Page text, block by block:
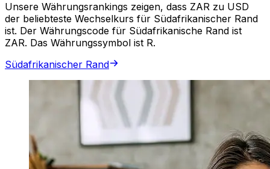
Unsere Währungsrankings zeigen, dass ZAR zu USD
der beliebteste Wechselkurs für Südafrikanischer Rand
ist. Der Währungscode für Südafrikanische Rand ist
ZAR. Das Währungssymbol ist R.
Südafrikanischer Rand